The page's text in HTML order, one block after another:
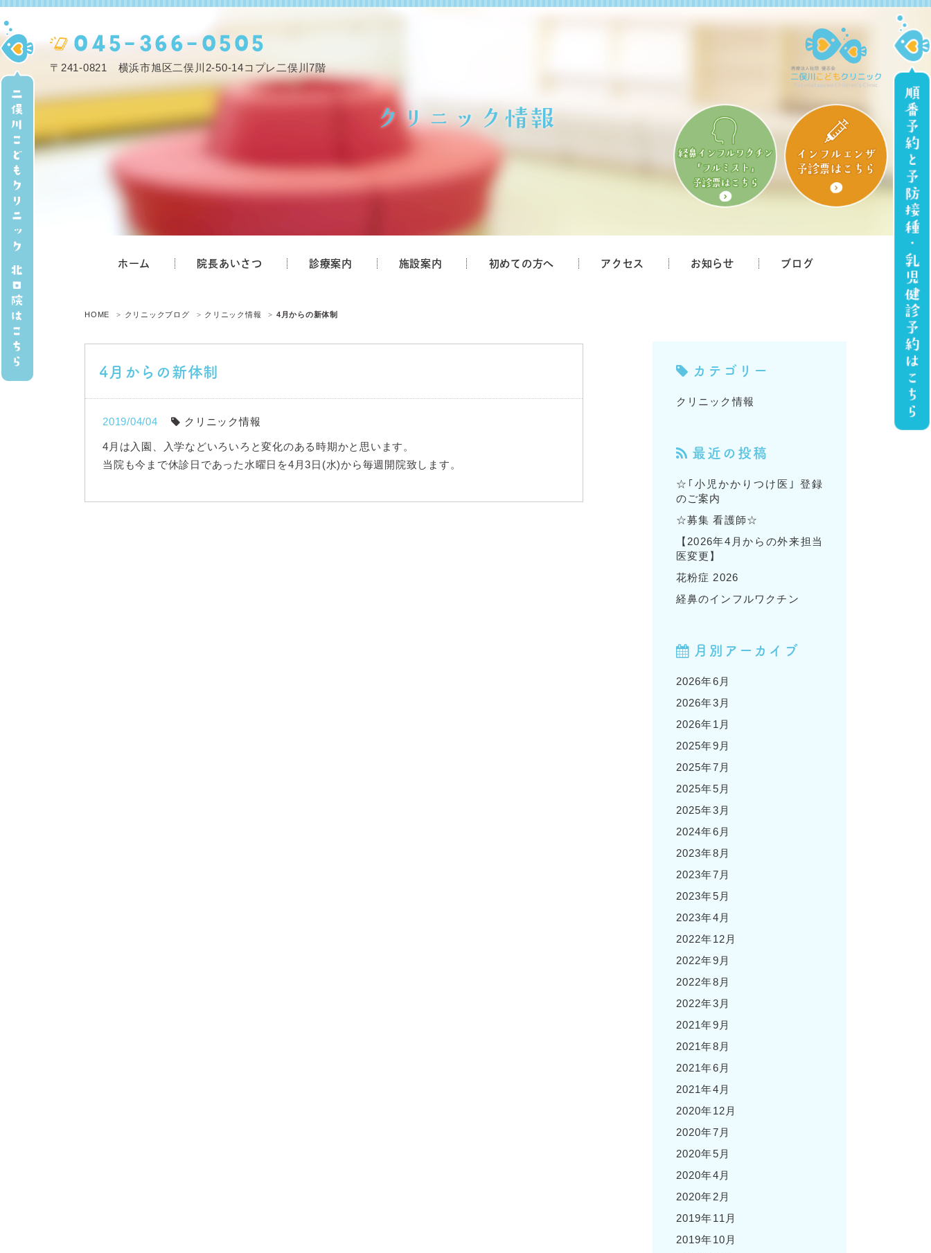
〒241-0821 横浜市旭区二俣川2-50-14コプレ二俣川7階
ホーム 院長あいさつ 診療案内 施設案内 初めての方へ アクセス お知らせ ブログ
クリニック情報
HOME クリニックブログ クリニック情報 4月からの新体制
4月からの新体制
2019/04/04 クリニック情報
4月は入園、入学などいろいろと変化のある時期かと思います。
当院も今まで休診日であった水曜日を4月3日(水)から毎週開院致します。
カテゴリー
クリニック情報
最近の投稿
☆｢小児かかりつけ医｣ 登録
のご案内
☆募集 看護師☆
【2026年4月からの外来担当
医変更】
花粉症 2026
経鼻のインフルワクチン
月別アーカイブ
2026年6月
2026年3月
2026年1月
2025年9月
2025年7月
2025年5月
2025年3月
2024年6月
2023年8月
2023年7月
2023年5月
2023年4月
2022年12月
2022年9月
2022年8月
2022年3月
2021年9月
2021年8月
2021年6月
2021年4月
2020年12月
2020年7月
2020年5月
2020年4月
2020年2月
2019年11月
2019年10月